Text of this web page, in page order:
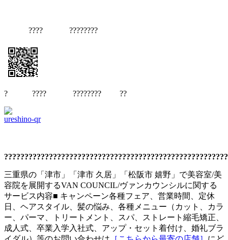
???? ????????
? ???? ???????? ??
三重県の「津市」「津市 久居」「松阪市 嬉野」で美容室/美
容院を展開するVAN COUNCIL/ヴァンカウンシルに関する
サービス内容■ キャンペーン各種フェア、営業時間、定休
日、ヘアスタイル、髪の悩み、各種メニュー（カット、カラ
ー、パーマ、トリートメント、スパ、ストレート縮毛矯正、
成人式、卒業入学入社式、アップ・セット着付け、婚礼ブラ